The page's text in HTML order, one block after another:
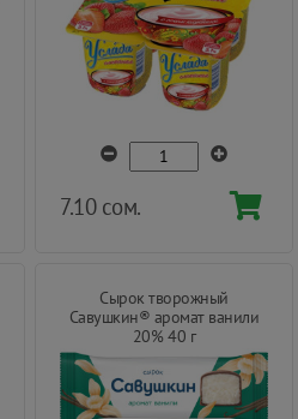
7.10 сом.
Сырок творожный
Савушкин® аромат ванили
20% 40 г